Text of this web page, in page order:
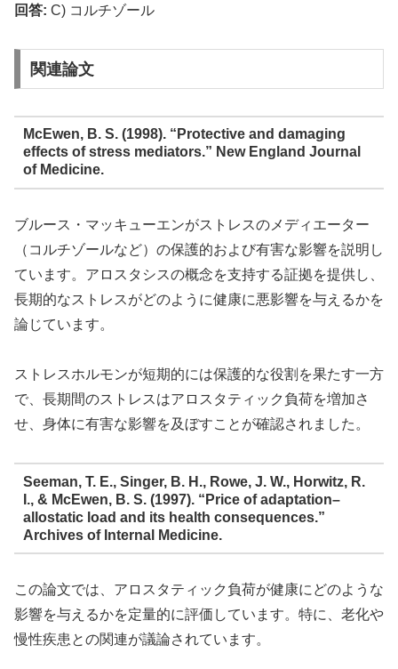
回答: C) コルチゾール
関連論文
McEwen, B. S. (1998). “Protective and damaging
effects of stress mediators.” New England Journal
of Medicine.
ブルース・マッキューエンがストレスのメディエーター
（コルチゾールなど）の保護的および有害な影響を説明し
ています。アロスタシスの概念を支持する証拠を提供し、
長期的なストレスがどのように健康に悪影響を与えるかを
論じています。
ストレスホルモンが短期的には保護的な役割を果たす一方
で、長期間のストレスはアロスタティック負荷を増加さ
せ、身体に有害な影響を及ぼすことが確認されました。
Seeman, T. E., Singer, B. H., Rowe, J. W., Horwitz, R.
I., & McEwen, B. S. (1997). “Price of adaptation–
allostatic load and its health consequences.”
Archives of Internal Medicine.
この論文では、アロスタティック負荷が健康にどのような
影響を与えるかを定量的に評価しています。特に、老化や
慢性疾患との関連が議論されています。